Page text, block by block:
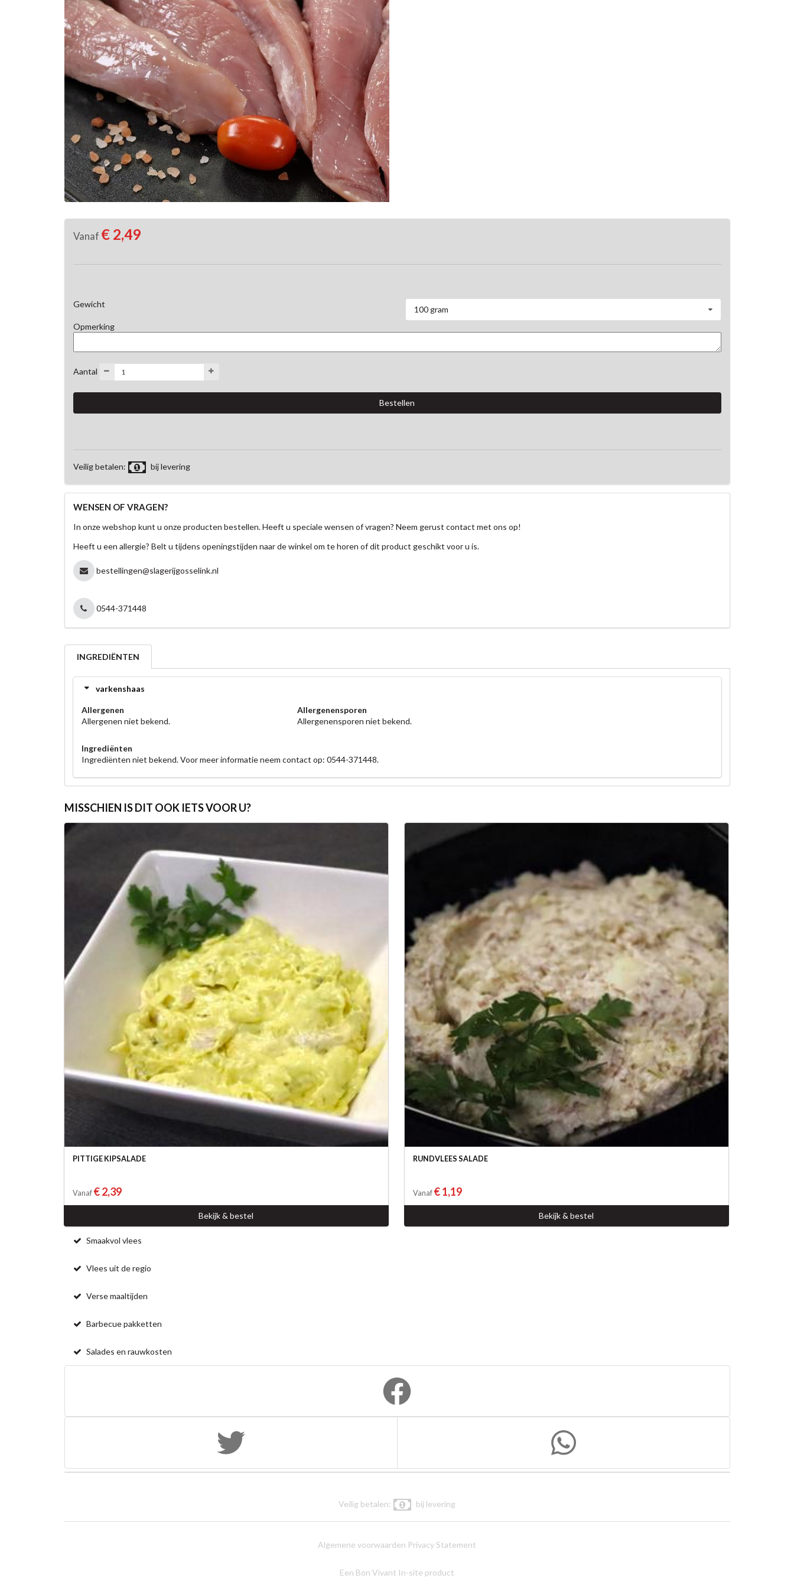
Vanaf € 2,49
Gewicht
100 gram
Opmerking
Aantal
Veilig betalen: bij levering
WENSEN OF VRAGEN?
In onze webshop kunt u onze producten bestellen. Heeft u speciale wensen of vragen? Neem gerust contact met ons op!
Heeft u een allergie? Belt u tijdens openingstijden naar de winkel om te horen of dit product geschikt voor u is.
bestellingen@slagerijgosselink.nl
0544-371448
INGREDIËNTEN
varkenshaas
Allergenen
Allergenen niet bekend.
Allergenensporen
Allergenensporen niet bekend.
Ingrediënten
Ingrediënten niet bekend. Voor meer informatie neem contact op: 0544-371448.
MISSCHIEN IS DIT OOK IETS VOOR U?
PITTIGE KIPSALADE
Vanaf € 2,39
Bekijk & bestel
RUNDVLEES SALADE
Vanaf € 1,19
Bekijk & bestel
Smaakvol vlees
Vlees uit de regio
Verse maaltijden
Barbecue pakketten
Salades en rauwkosten
Veilig betalen: bij levering
Algemene voorwaarden Privacy Statement
Een Bon Vivant In-site product